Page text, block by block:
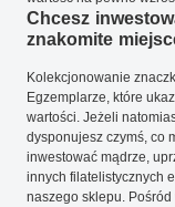
Chcesz
znakomite
Kolekcjonowanie
Egzemplarze, które
wartości. Jeżeli
dysponujesz czymś, co
inwestować mądrze,
innych filatelistycznych
naszego sklepu.